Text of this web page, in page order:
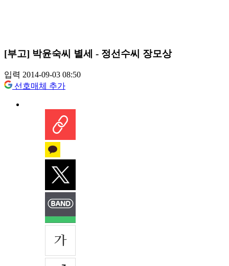
[부고] 박윤숙씨 별세 - 정선수씨 장모상
입력 2014-09-03 08:50
선호매체 추가